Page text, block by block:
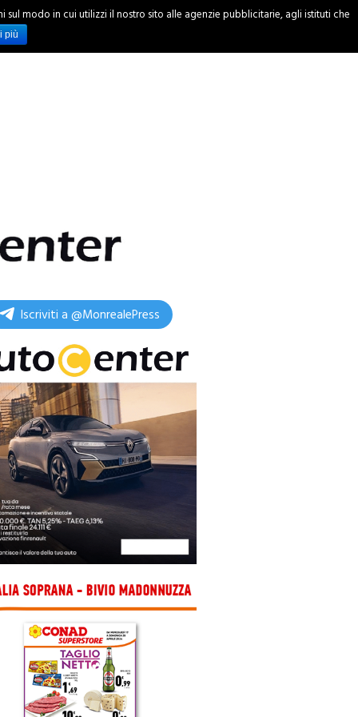
INCHIESTE
Iscriviti a @MonrealePress
modo in cui utilizzi il nostro sito alle agenzie pubblicitarie, agli istituti che
più